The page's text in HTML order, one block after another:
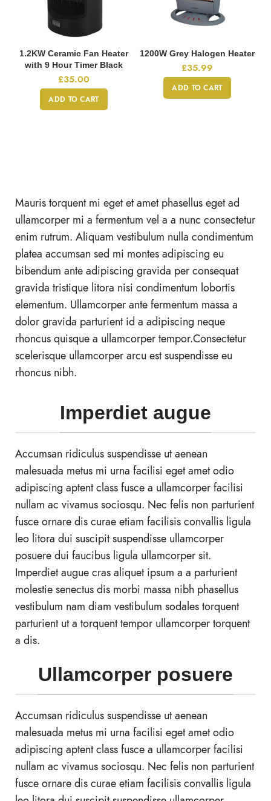
1.2KW Ceramic Fan Heater
with 9 Hour Timer Black
£35.00
ADD TO CART
1200W Grey Halogen Heater
£35.99
ADD TO CART
Mauris torquent mi eget et amet phasellus eget ad
ullamcorper mi a fermentum vel a a nunc consectetur
enim rutrum. Aliquam vestibulum nulla condimentum
platea accumsan sed mi montes adipiscing eu
bibendum ante adipiscing gravida per consequat
gravida tristique litora nisi condimentum lobortis
elementum. Ullamcorper ante fermentum massa a
dolor gravida parturient id a adipiscing neque
rhoncus quisque a ullamcorper tempor.Consectetur
scelerisque ullamcorper arcu est suspendisse eu
rhoncus nibh.
Imperdiet augue
Accumsan ridiculus suspendisse ut aenean
malesuada metus mi urna facilisi eget amet odio
adipiscing aptent class fusce a ullamcorper facilisi
nullam ac vivamus sociosqu. Nec felis non parturient
fusce ornare dis curae etiam facilisis convallis ligula
leo litora dui suscipit suspendisse ullamcorper
posuere dui faucibus ligula ullamcorper sit.
Imperdiet augue cras aliquet ipsum a a parturient
molestie senectus dis morbi massa nibh phasellus
vestibulum nam diam vestibulum sodales torquent
parturient ut a torquent tempor ullamcorper torquent
a dis.
Ullamcorper posuere
Accumsan ridiculus suspendisse ut aenean
malesuada metus mi urna facilisi eget amet odio
adipiscing aptent class fusce a ullamcorper facilisi
nullam ac vivamus sociosqu. Nec felis non parturient
fusce ornare dis curae etiam facilisis convallis ligula